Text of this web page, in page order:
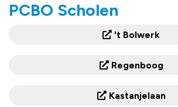
PCBO Scholen
't Bolwerk
Regenboog
Kastanjelaan